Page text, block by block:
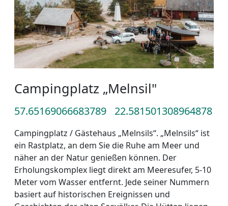
Campingplatz „Melnsil"
57.65169066683789 22.581501308964878
Campingplatz / Gästehaus „Melnsils“. „Melnsils“ ist
ein Rastplatz, an dem Sie die Ruhe am Meer und
näher an der Natur genießen können. Der
Erholungskomplex liegt direkt am Meeresufer, 5-10
Meter vom Wasser entfernt. Jede seiner Nummern
basiert auf historischen Ereignissen und